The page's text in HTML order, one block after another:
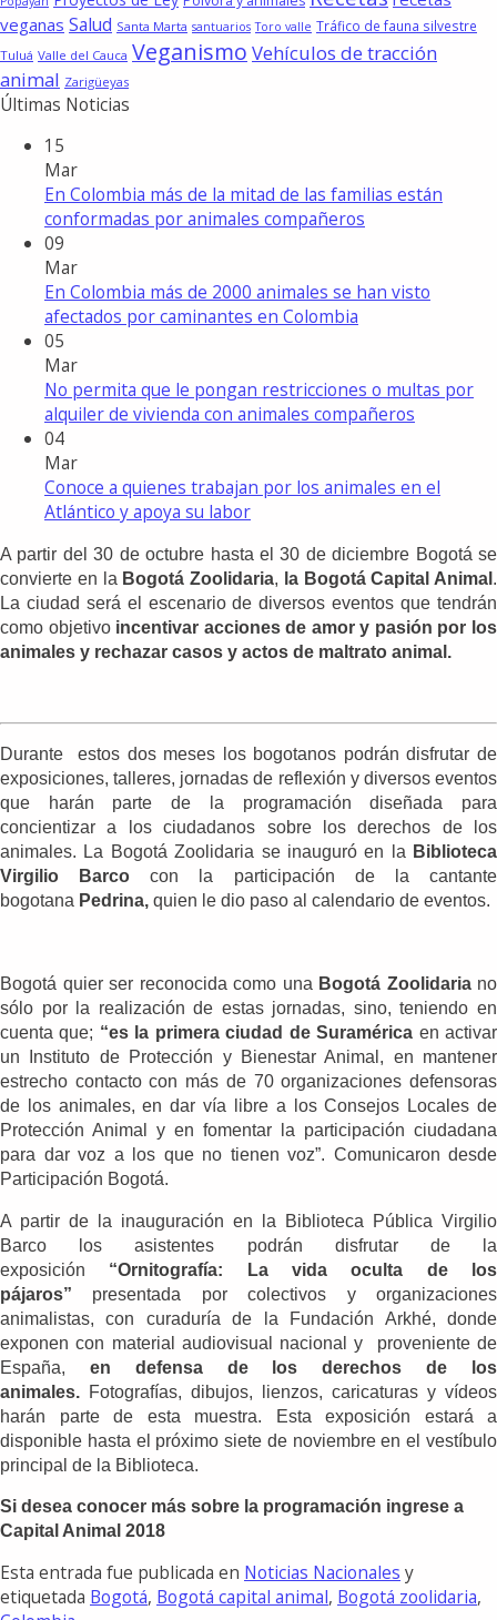
veganas Salud Santa Marta santuarios Toro valle Tráfico de fauna silvestre
Tuluá Valle del Cauca Veganismo Vehículos de tracción
animal Zarigüeyas
Últimas Noticias
15
Mar
En Colombia más de la mitad de las familias están
conformadas por animales compañeros
09
Mar
En Colombia más de 2000 animales se han visto
afectados por caminantes en Colombia
05
Mar
No permita que le pongan restricciones o multas por
alquiler de vivienda con animales compañeros
04
Mar
Conoce a quienes trabajan por los animales en el
Atlántico y apoya su labor
A partir del 30 de octubre hasta el 30 de diciembre Bogotá se
convierte en la Bogotá Zoolidaria, la Bogotá Capital Animal.
La ciudad será el escenario de diversos eventos que tendrán
como objetivoincentivar acciones de amor y pasión por los
animales y rechazar casos y actos de maltrato animal.
Durante estos dos meses los bogotanos podrán disfrutar de
exposiciones, talleres, jornadas de reflexión y diversos eventos
que harán parte de la programación diseñada para
concientizar a los ciudadanos sobre los derechos de los
animales. La Bogotá Zoolidaria se inauguró en la Biblioteca
Virgilio Barcocon la participación de la cantante
bogotana Pedrina, quien le dio paso al calendario de eventos.
Bogotá quier ser reconocida como una Bogotá Zoolidaria no
sólo por la realización de estas jornadas, sino, teniendo en
cuenta que; “es la primera ciudad de Suramérica en activar
un Instituto de Protección y Bienestar Animal, en mantener
estrecho contacto con más de 70 organizaciones defensoras
de los animales, en dar vía libre a los Consejos Locales de
Protección Animal y en fomentar la participación ciudadana
para dar voz a los que no tienen voz”. Comunicaron desde
Participación Bogotá.
A partir de la inauguración en la Biblioteca Pública Virgilio
Barco los asistentes podrán disfrutar de la
exposición “Ornitografía: La vida oculta de los
pájaros” presentada por colectivos y organizaciones
animalistas, con curaduría de la Fundación Arkhé, donde
exponen con material audiovisual nacional y proveniente de
España, en defensa de los derechos de los
animales. Fotografías, dibujos, lienzos, caricaturas y vídeos
harán parte de esta muestra. Esta exposición estará a
disponible hasta el próximo siete de noviembre en el vestíbulo
principal de la Biblioteca.
Si desea conocer más sobre la programación ingrese a
Capital Animal 2018
Esta entrada fue publicada en Noticias Nacionales y
etiquetada Bogotá, Bogotá capital animal, Bogotá zoolidaria,